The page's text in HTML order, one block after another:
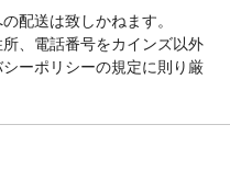
配送は致しかねます。
、電話番号をカインズ以外
ーポリシーの規定に則り厳